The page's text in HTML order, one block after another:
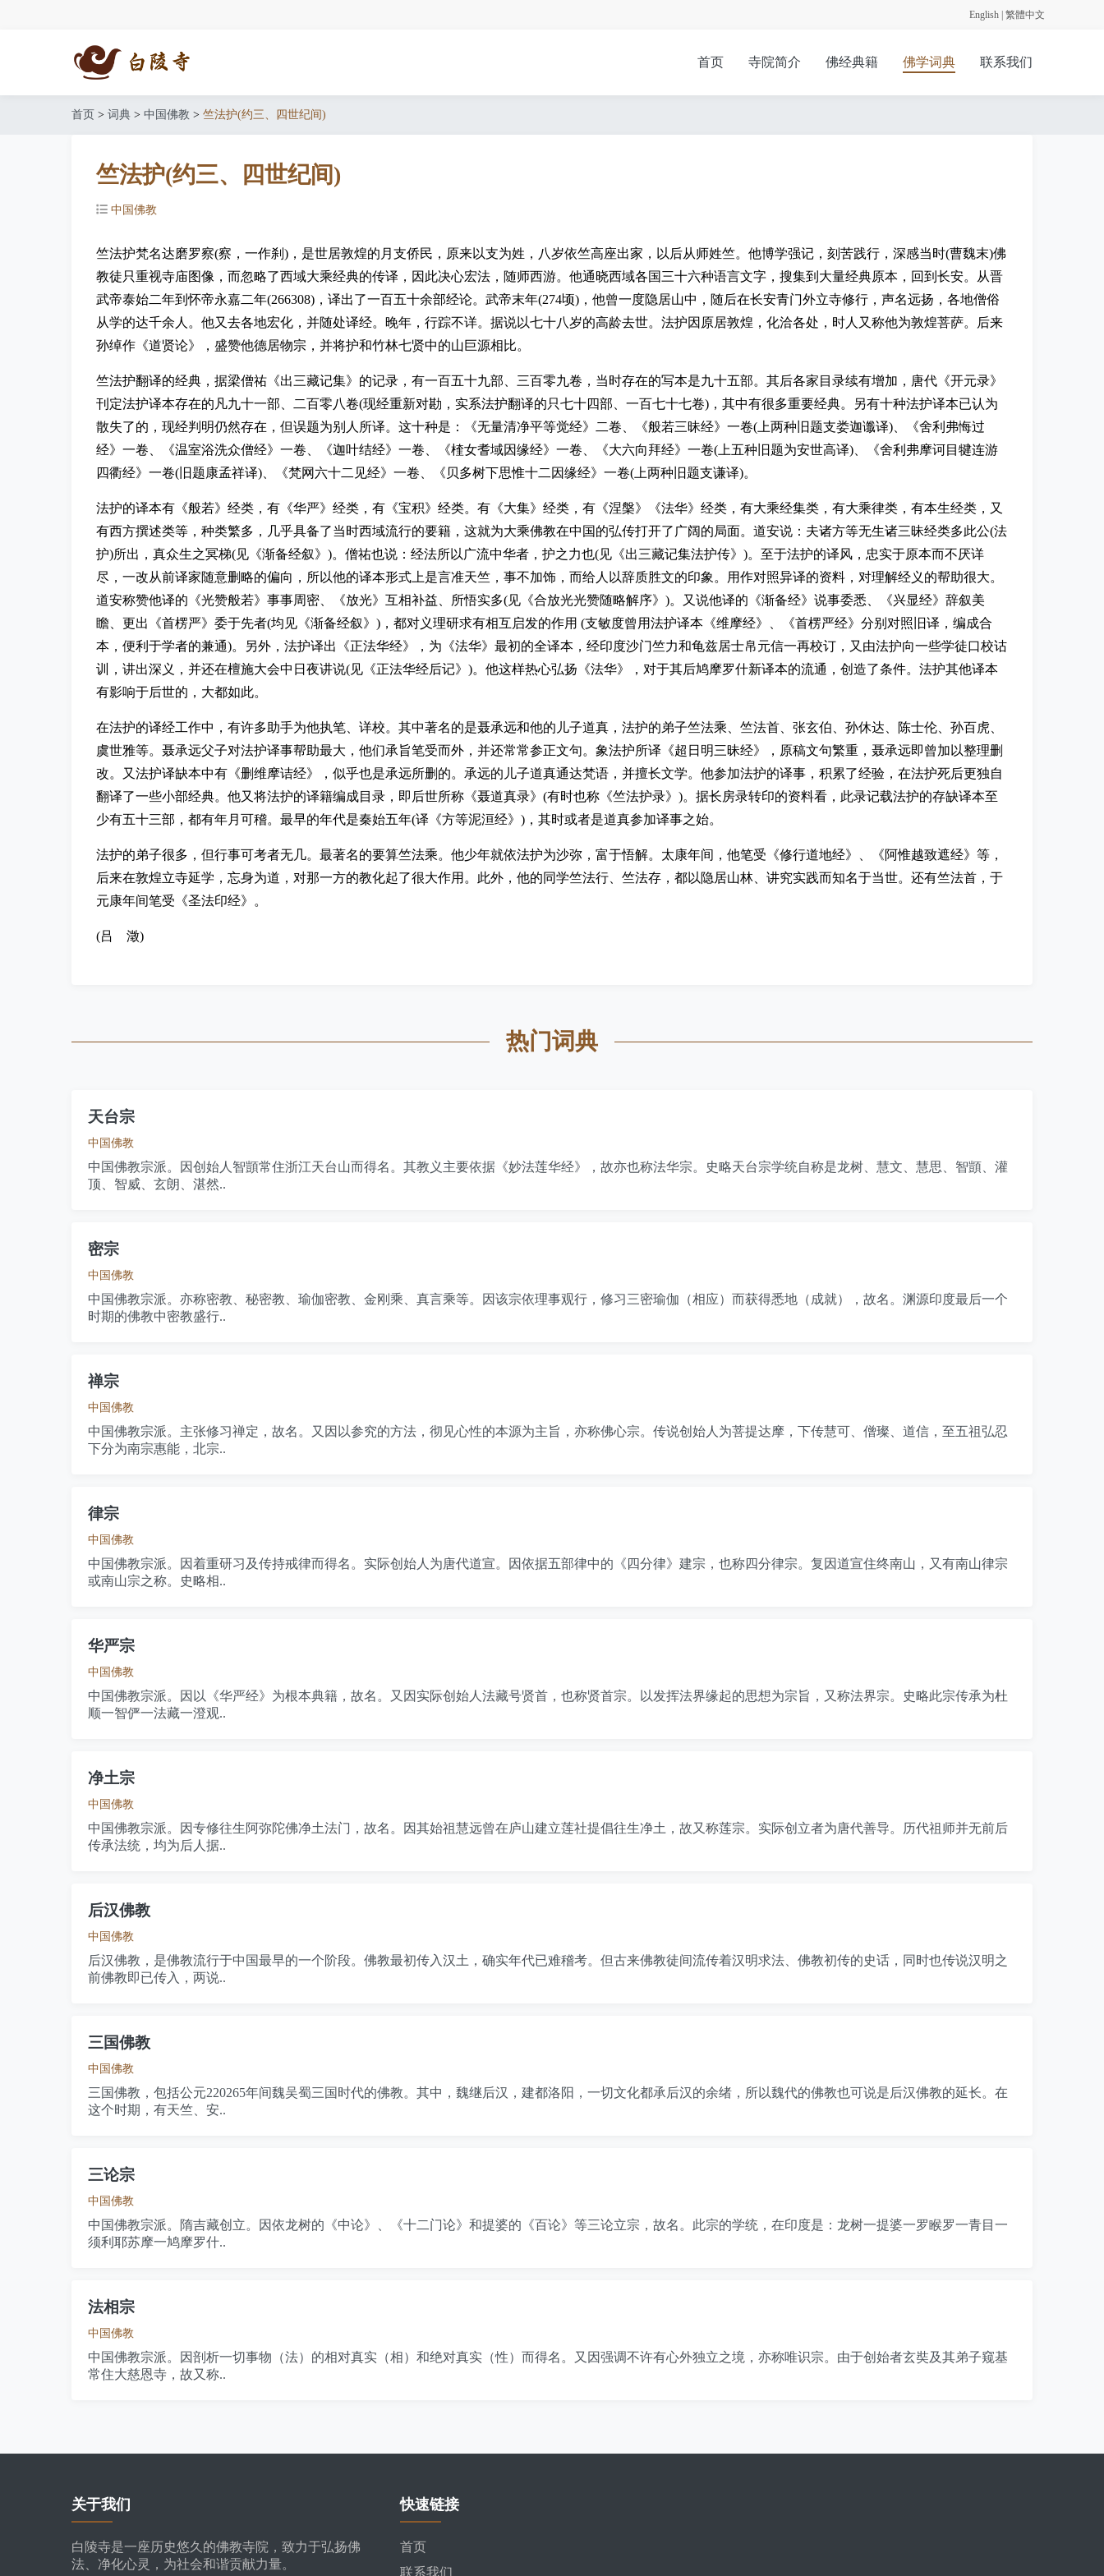
English 繁體中文
首页 寺院简介 佛经典籍 佛学词典 联系我们
首页 > 词典 > 中国佛教 > 竺法护(约三、四世纪间)
竺法护(约三、四世纪间)
中国佛教
竺法护梵名达磨罗察(察，一作刹)，是世居敦煌的月支侨民，原来以支为姓，八岁依竺高座出家，以后从师姓竺。他博学强记，刻苦践行，深感当时(曹魏末)佛
教徒只重视寺庙图像，而忽略了西域大乘经典的传译，因此决心宏法，随师西游。他通晓西域各国三十六种语言文字，搜集到大量经典原本，回到长安。从晋
武帝泰始二年到怀帝永嘉二年(266308)，译出了一百五十余部经论。武帝末年(274顷)，他曾一度隐居山中，随后在长安青门外立寺修行，声名远扬，各地僧俗
从学的达千余人。他又去各地宏化，并随处译经。晚年，行踪不详。据说以七十八岁的高龄去世。法护因原居敦煌，化洽各处，时人又称他为敦煌菩萨。后来
孙绰作《道贤论》，盛赞他德居物宗，并将护和竹林七贤中的山巨源相比。
竺法护翻译的经典，据梁僧祐《出三藏记集》的记录，有一百五十九部、三百零九卷，当时存在的写本是九十五部。其后各家目录续有增加，唐代《开元录》
刊定法护译本存在的凡九十一部、二百零八卷(现经重新对勘，实系法护翻译的只七十四部、一百七十七卷)，其中有很多重要经典。另有十种法护译本已认为
散失了的，现经判明仍然存在，但误题为别人所译。这十种是：《无量清净平等觉经》二卷、《般若三昧经》一卷(上两种旧题支娄迦谶译)、《舍利弗悔过
经》一卷、《温室浴洗众僧经》一卷、《迦叶结经》一卷、《楏女耆域因缘经》一卷、《大六向拜经》一卷(上五种旧题为安世高译)、《舍利弗摩诃目犍连游
四衢经》一卷(旧题康孟祥译)、《梵网六十二见经》一卷、《贝多树下思惟十二因缘经》一卷(上两种旧题支谦译)。
法护的译本有《般若》经类，有《华严》经类，有《宝积》经类。有《大集》经类，有《涅槃》《法华》经类，有大乘经集类，有大乘律类，有本生经类，又
有西方撰述类等，种类繁多，几乎具备了当时西域流行的要籍，这就为大乘佛教在中国的弘传打开了广阔的局面。道安说：夫诸方等无生诸三昧经类多此公(法
护)所出，真众生之冥梯(见《渐备经叙》)。僧祐也说：经法所以广流中华者，护之力也(见《出三藏记集法护传》)。至于法护的译风，忠实于原本而不厌详
尽，一改从前译家随意删略的偏向，所以他的译本形式上是言准天竺，事不加饰，而给人以辞质胜文的印象。用作对照异译的资料，对理解经义的帮助很大。
道安称赞他译的《光赞般若》事事周密、《放光》互相补益、所悟实多(见《合放光光赞随略解序》)。又说他译的《渐备经》说事委悉、《兴显经》辞叙美
瞻、更出《首楞严》委于先者(均见《渐备经叙》)，都对义理研求有相互启发的作用 (支敏度曾用法护译本《维摩经》、《首楞严经》分别对照旧译，编成合
本，便利于学者的兼通)。另外，法护译出《正法华经》，为《法华》最初的全译本，经印度沙门竺力和龟兹居士帛元信一再校订，又由法护向一些学徒口校诂
训，讲出深义，并还在檀施大会中日夜讲说(见《正法华经后记》)。他这样热心弘扬《法华》，对于其后鸠摩罗什新译本的流通，创造了条件。法护其他译本
有影响于后世的，大都如此。
在法护的译经工作中，有许多助手为他执笔、详校。其中著名的是聂承远和他的儿子道真，法护的弟子竺法乘、竺法首、张玄伯、孙休达、陈士伦、孙百虎、
虞世雅等。聂承远父子对法护译事帮助最大，他们承旨笔受而外，并还常常参正文句。象法护所译《超日明三昧经》，原稿文句繁重，聂承远即曾加以整理删
改。又法护译缺本中有《删维摩诘经》，似乎也是承远所删的。承远的儿子道真通达梵语，并擅长文学。他参加法护的译事，积累了经验，在法护死后更独自
翻译了一些小部经典。他又将法护的译籍编成目录，即后世所称《聂道真录》(有时也称《竺法护录》)。据长房录转印的资料看，此录记载法护的存缺译本至
少有五十三部，都有年月可稽。最早的年代是秦始五年(译《方等泥洹经》)，其时或者是道真参加译事之始。
法护的弟子很多，但行事可考者无几。最著名的要算竺法乘。他少年就依法护为沙弥，富于悟解。太康年间，他笔受《修行道地经》、《阿惟越致遮经》等，
后来在敦煌立寺延学，忘身为道，对那一方的教化起了很大作用。此外，他的同学竺法行、竺法存，都以隐居山林、讲究实践而知名于当世。还有竺法首，于
元康年间笔受《圣法印经》。
(吕 澂)
热门词典
天台宗
中国佛教
中国佛教宗派。因创始人智顗常住浙江天台山而得名。其教义主要依据《妙法莲华经》，故亦也称法华宗。史略天台宗学统自称是龙树、慧文、慧思、智顗、灌
顶、智威、玄朗、湛然..
密宗
中国佛教
中国佛教宗派。亦称密教、秘密教、瑜伽密教、金刚乘、真言乘等。因该宗依理事观行，修习三密瑜伽（相应）而获得悉地（成就），故名。渊源印度最后一个
时期的佛教中密教盛行..
禅宗
中国佛教
中国佛教宗派。主张修习禅定，故名。又因以参究的方法，彻见心性的本源为主旨，亦称佛心宗。传说创始人为菩提达摩，下传慧可、僧璨、道信，至五祖弘忍
下分为南宗惠能，北宗..
律宗
中国佛教
中国佛教宗派。因着重研习及传持戒律而得名。实际创始人为唐代道宣。因依据五部律中的《四分律》建宗，也称四分律宗。复因道宣住终南山，又有南山律宗
或南山宗之称。史略相..
华严宗
中国佛教
中国佛教宗派。因以《华严经》为根本典籍，故名。又因实际创始人法藏号贤首，也称贤首宗。以发挥法界缘起的思想为宗旨，又称法界宗。史略此宗传承为杜
顺一智俨一法藏一澄观..
净土宗
中国佛教
中国佛教宗派。因专修往生阿弥陀佛净土法门，故名。因其始祖慧远曾在庐山建立莲社提倡往生净土，故又称莲宗。实际创立者为唐代善导。历代祖师并无前后
传承法统，均为后人据..
后汉佛教
中国佛教
后汉佛教，是佛教流行于中国最早的一个阶段。佛教最初传入汉土，确实年代已难稽考。但古来佛教徒间流传着汉明求法、佛教初传的史话，同时也传说汉明之
前佛教即已传入，两说..
三国佛教
中国佛教
三国佛教，包括公元220265年间魏吴蜀三国时代的佛教。其中，魏继后汉，建都洛阳，一切文化都承后汉的余绪，所以魏代的佛教也可说是后汉佛教的延长。在
这个时期，有天竺、安..
三论宗
中国佛教
中国佛教宗派。隋吉藏创立。因依龙树的《中论》、《十二门论》和提婆的《百论》等三论立宗，故名。此宗的学统，在印度是：龙树一提婆一罗睺罗一青目一
须利耶苏摩一鸠摩罗什..
法相宗
中国佛教
中国佛教宗派。因剖析一切事物（法）的相对真实（相）和绝对真实（性）而得名。又因强调不许有心外独立之境，亦称唯识宗。由于创始者玄奘及其弟子窥基
常住大慈恩寺，故又称..
关于我们
白陵寺是一座历史悠久的佛教寺院，致力于弘扬佛
法、净化心灵，为社会和谐贡献力量。
快速链接
首页
联系我们